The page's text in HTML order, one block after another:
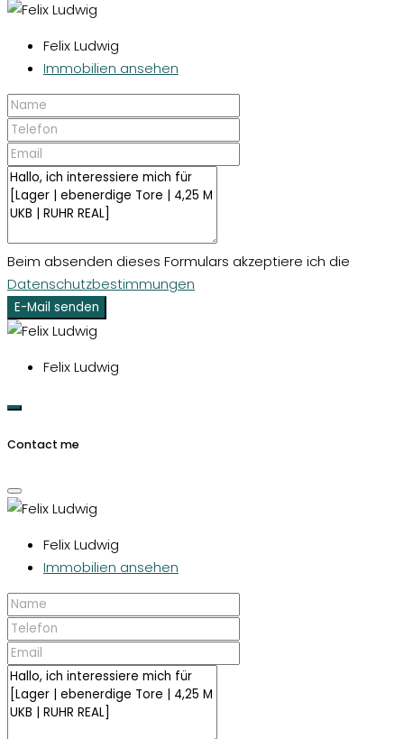
Felix Ludwig
Immobilien ansehen
Beim absenden dieses Formulars akzeptiere ich die
Datenschutzbestimmungen
E-Mail senden
Felix Ludwig
Contact me
Felix Ludwig
Immobilien ansehen